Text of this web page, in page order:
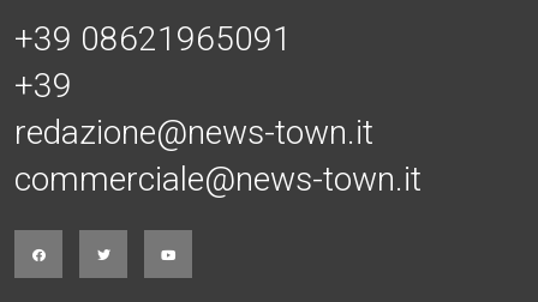
+39 08621965091
+39
redazione@news-town.it
commerciale@news-town.it